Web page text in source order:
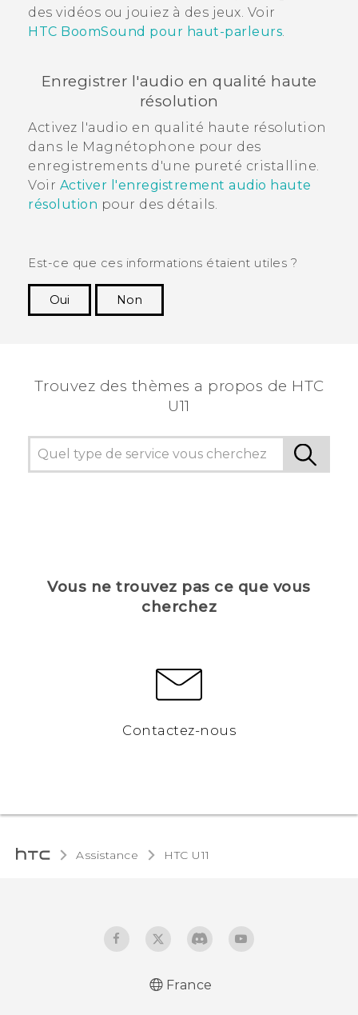
des vidéos ou jouiez à des jeux. Voir
HTC BoomSound pour haut-parleurs.
Enregistrer l'audio en qualité haute
résolution
Activez l'audio en qualité haute résolution
dans le Magnétophone pour des
enregistrements d'une pureté cristalline.
Voir Activer l'enregistrement audio haute
résolution pour des détails.
Est-ce que ces informations étaient utiles ?
Oui
Non
Trouvez des thèmes a propos de HTC
U11
Vous ne trouvez pas ce que vous
cherchez
Contactez-nous
Assistance HTC U11‎
France